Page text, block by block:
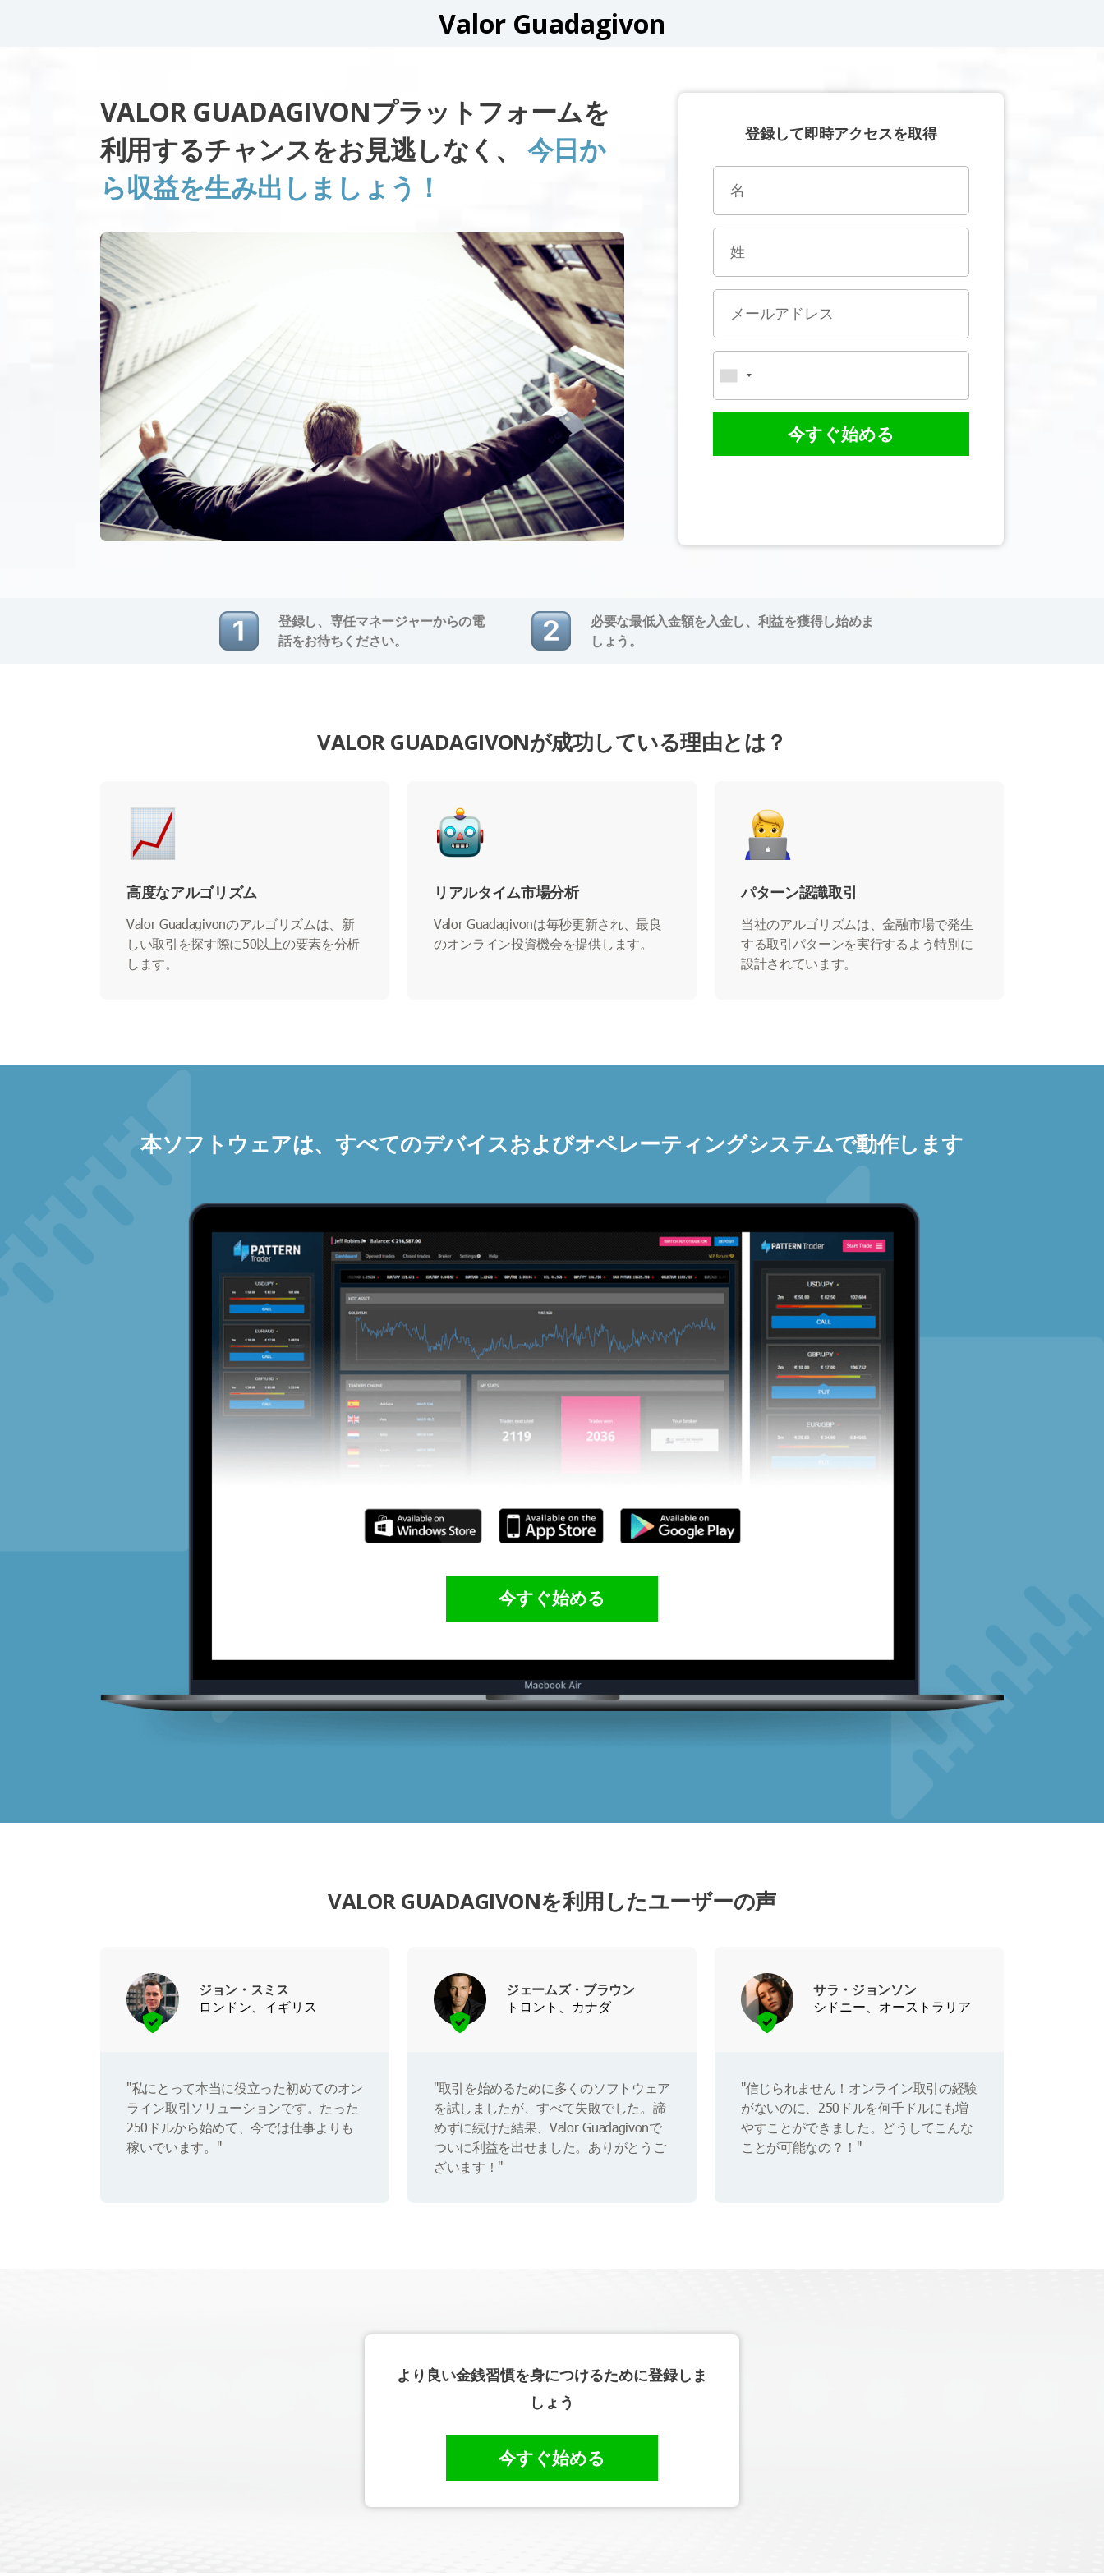
Valor Guadagivon
VALOR GUADAGIVONプラットフォームを
利用するチャンスをお見逃しなく、今日か
ら収益を生み出しましょう！
登録して即時アクセスを取得
今すぐ始める
登録し、専任マネージャーからの電
話をお待ちください。
必要な最低入金額を入金し、利益を獲得し始めま
しょう。
VALOR GUADAGIVONが成功している理由とは？
高度なアルゴリズム
Valor Guadagivonのアルゴリズムは、新
しい取引を探す際に50以上の要素を分析
します。
リアルタイム市場分析
Valor Guadagivonは毎秒更新され、最良
のオンライン投資機会を提供します。
パターン認識取引
当社のアルゴリズムは、金融市場で発生
する取引パターンを実行するよう特別に
設計されています。
本ソフトウェアは、すべてのデバイスおよびオペレーティングシステムで動作します
今すぐ始める
VALOR GUADAGIVONを利用したユーザーの声
ジョン・スミス
ロンドン、イギリス
"私にとって本当に役立った初めてのオン
ライン取引ソリューションです。たった
250ドルから始めて、今では仕事よりも
稼いでいます。"
ジェームズ・ブラウン
トロント、カナダ
"取引を始めるために多くのソフトウェア
を試しましたが、すべて失敗でした。諦
めずに続けた結果、Valor Guadagivonで
ついに利益を出せました。ありがとうご
ざいます！"
サラ・ジョンソン
シドニー、オーストラリア
"信じられません！オンライン取引の経験
がないのに、250ドルを何千ドルにも増
やすことができました。どうしてこんな
ことが可能なの？！"
より良い金銭習慣を身につけるために登録しま
しょう
今すぐ始める